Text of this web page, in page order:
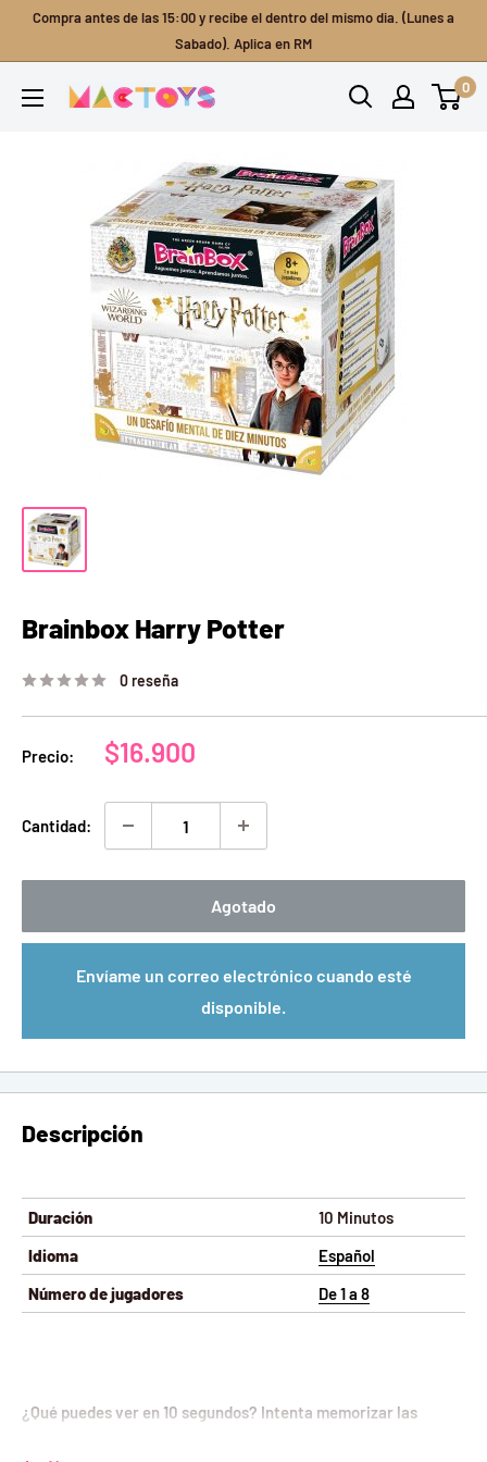
contenido
Compra antes de las 15:00 y recibe el dentro del mismo dia. (Lunes a
Sabado). Aplica en RM
Mactoys
0
Brainbox Harry Potter
0 reseña
Precio:
Precio
venta
$16.900
Cantidad:
Agotado
Envíame un correo electrónico cuando esté
disponible.
Descripción
Duración
10 Minutos
Idioma
Español
Número de jugadores
De 1 a 8
¿Qué puedes ver en 10 segundos? Intenta memorizar las